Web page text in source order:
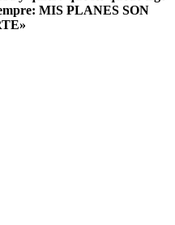
MIS PLANES SON